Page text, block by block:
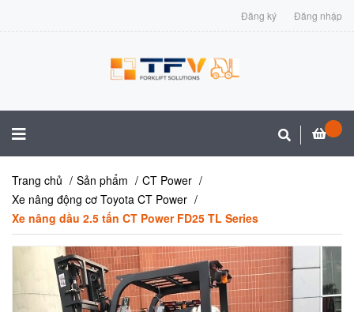
Đăng ký Đăng nhập
Trang chủ Sản phẩm
CT Power
Xe nâng động cơ Toyota CT Power
Xe nâng dầu 2.5 tấn CT Power FD25 TL Series